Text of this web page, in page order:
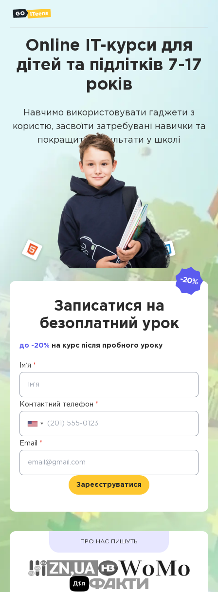
Online IT-курси для
дітей та підлітків 7-17
років
Навчимо використовувати гаджети з
користю, засвоїти затребувані навички та
покращити результати у школі
Записатися на
безоплатний урок
до -20% на курс після пробного уроку
Імʼя *
Контактний телефон *
Email *
Зареєструватися
ПРО НАС ПИШУТЬ